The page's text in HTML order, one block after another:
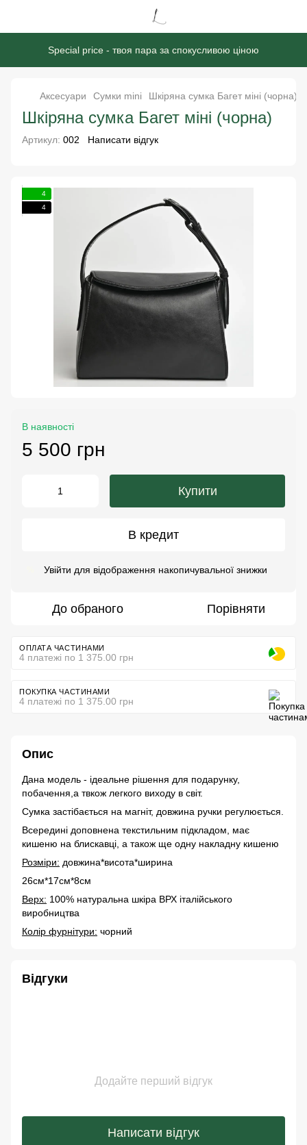
Special price - твоя пара за спокусливою ціною
Аксесуари Сумки mini Шкіряна сумка Багет міні (чорна)
Шкіряна сумка Багет міні (чорна)
Артикул: 002 Написати відгук
4
4
В наявності
5 500 грн
Купити
В кредит
Увійти для відображення накопичувальної знижки
До обраного Порівняти
ОПЛАТА ЧАСТИНАМИ
4 платежі по 1 375.00 грн
ПОКУПКА ЧАСТИНАМИ
4 платежі по 1 375.00 грн
Опис
Дана модель - ідеальне рішення для подарунку,
побачення,а твкож легкого виходу в світ.
Сумка застібається на магніт, довжина ручки регулюється.
Всередині доповнена текстильним підкладом, має
кишеню на блискавці, а також ще одну накладну кишеню
Розміри: довжина*висота*ширина
26см*17см*8см
Верх: 100% натуральна шкіра ВРХ італійського
виробництва
Колір фурнітури: чорний
Відгуки
Додайте перший відгук
Написати відгук